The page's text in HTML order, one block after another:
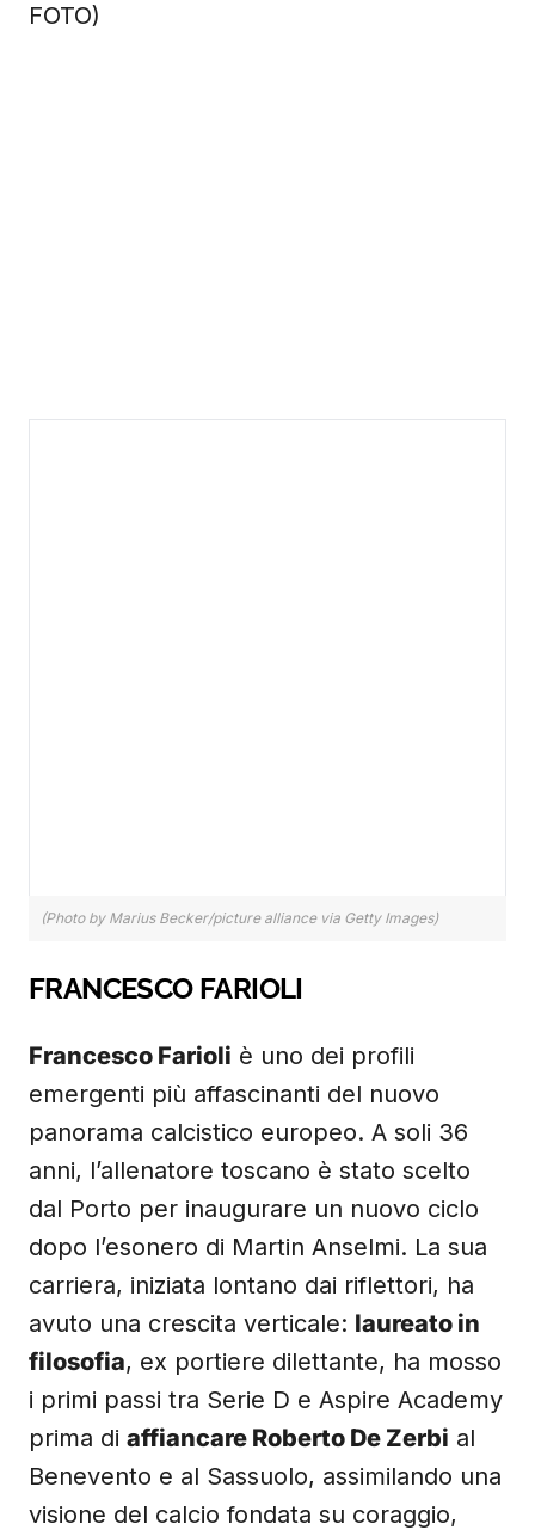
FOTO)
(Photo by Marius Becker/picture alliance via Getty Images)
FRANCESCO FARIOLI
Francesco Farioli è uno dei profili
emergenti più affascinanti del nuovo
panorama calcistico europeo. A soli 36
anni, l’allenatore toscano è stato scelto
dal Porto per inaugurare un nuovo ciclo
dopo l’esonero di Martin Anselmi. La sua
carriera, iniziata lontano dai riflettori, ha
avuto una crescita verticale: laureato in
filosofia, ex portiere dilettante, ha mosso
i primi passi tra Serie D e Aspire Academy
prima di affiancare Roberto De Zerbi al
Benevento e al Sassuolo, assimilando una
visione del calcio fondata su coraggio,